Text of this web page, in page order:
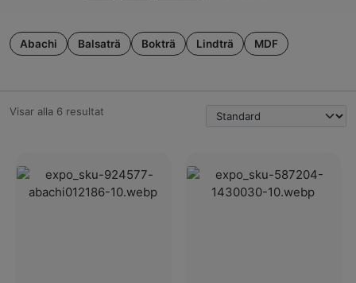
Abachi Balsaträ Bokträ Lindträ MDF
Visar alla 6 resultat